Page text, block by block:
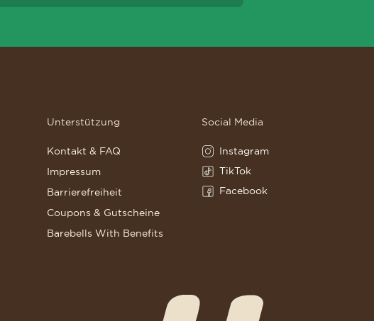
Unterstützung
Kontakt & FAQ
Impressum
Barrierefreiheit
Coupons & Gutscheine
Barebells With Benefits
Social Media
Instagram(Opens in a new tab)
Instagram
TikTok(Opens in a new tab)
TikTok
Facebook(Opens in a new tab)
Facebook